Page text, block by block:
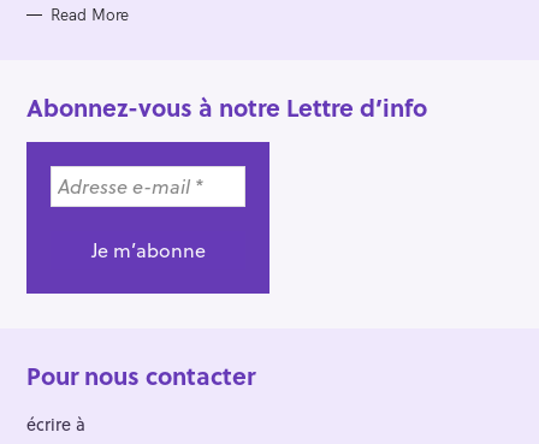
S Read More
Abonnez-vous à notre Lettre d’info
Pour nous contacter
écrire à